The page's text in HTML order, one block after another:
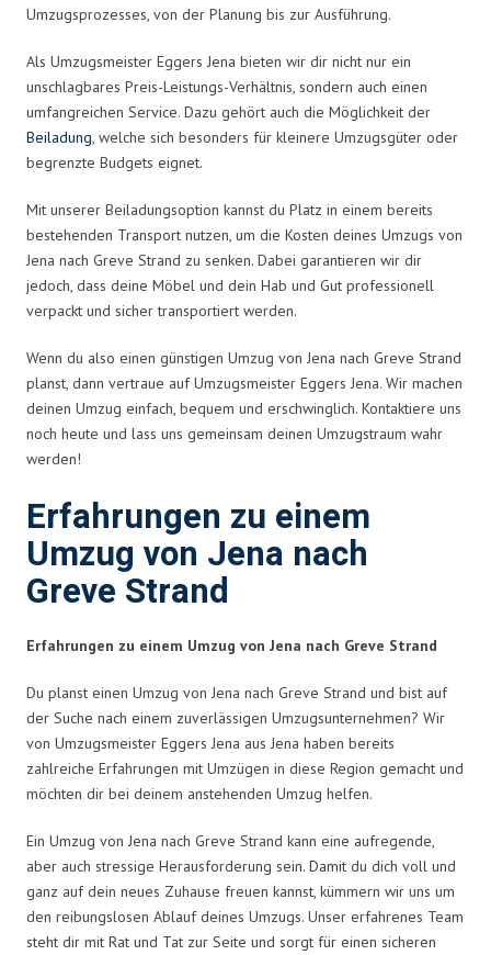
Umzugsprozesses, von der Planung bis zur Ausführung.
Als Umzugsmeister Eggers Jena bieten wir dir nicht nur ein
unschlagbares Preis-Leistungs-Verhältnis, sondern auch einen
umfangreichen Service. Dazu gehört auch die Möglichkeit der
Beiladung, welche sich besonders für kleinere Umzugsgüter oder
begrenzte Budgets eignet.
Mit unserer Beiladungsoption kannst du Platz in einem bereits
bestehenden Transport nutzen, um die Kosten deines Umzugs von
Jena nach Greve Strand zu senken. Dabei garantieren wir dir
jedoch, dass deine Möbel und dein Hab und Gut professionell
verpackt und sicher transportiert werden.
Wenn du also einen günstigen Umzug von Jena nach Greve Strand
planst, dann vertraue auf Umzugsmeister Eggers Jena. Wir machen
deinen Umzug einfach, bequem und erschwinglich. Kontaktiere uns
noch heute und lass uns gemeinsam deinen Umzugstraum wahr
werden!
Erfahrungen zu einem
Umzug von Jena nach
Greve Strand
Erfahrungen zu einem Umzug von Jena nach Greve Strand
Du planst einen Umzug von Jena nach Greve Strand und bist auf
der Suche nach einem zuverlässigen Umzugsunternehmen? Wir
von Umzugsmeister Eggers Jena aus Jena haben bereits
zahlreiche Erfahrungen mit Umzügen in diese Region gemacht und
möchten dir bei deinem anstehenden Umzug helfen.
Ein Umzug von Jena nach Greve Strand kann eine aufregende,
aber auch stressige Herausforderung sein. Damit du dich voll und
ganz auf dein neues Zuhause freuen kannst, kümmern wir uns um
den reibungslosen Ablauf deines Umzugs. Unser erfahrenes Team
steht dir mit Rat und Tat zur Seite und sorgt für einen sicheren